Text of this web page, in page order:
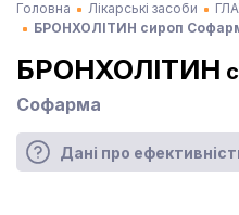
Головна Лікарські засоби
БРОНХОЛІТИН сироп
БРОНХОЛІТИН
Софарма
Дані про